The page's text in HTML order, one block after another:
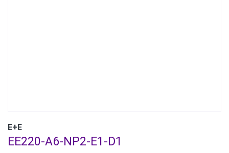
E+E
EE220-A6-NP2-E1-D1